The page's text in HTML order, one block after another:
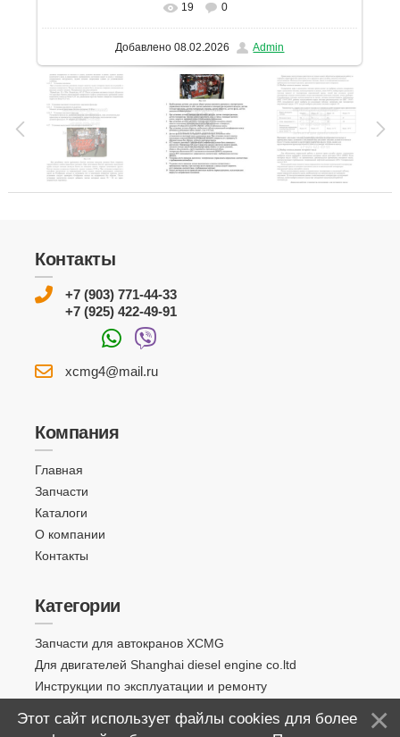
В реальном размере 1131x1600
19 0
Добавлено 08.02.2026 Admin
Контакты
+7 (903) 771-44-33
+7 (925) 422-49-91
xcmg4@mail.ru
Компания
Главная
Запчасти
Каталоги
О компании
Контакты
Категории
Запчасти для автокранов XCMG
Для двигателей Shanghai diesel engine co.ltd
Инструкции по эксплуатации и ремонту
Этот сайт использует файлы cookies для более